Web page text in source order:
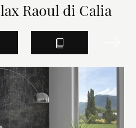
Raoul di Calia